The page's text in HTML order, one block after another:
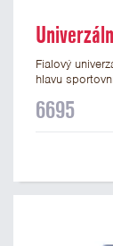
Fialový
hlavu
formátu A4 a
motivem
6695